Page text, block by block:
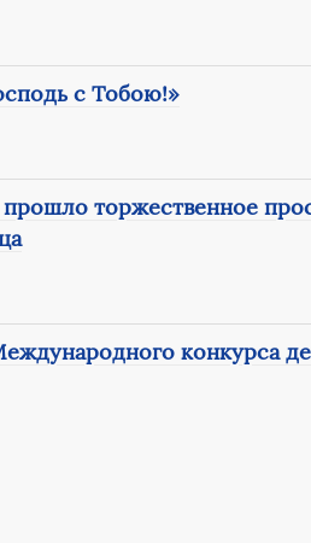
с Тобою!»
прошло торжественное
конкурса